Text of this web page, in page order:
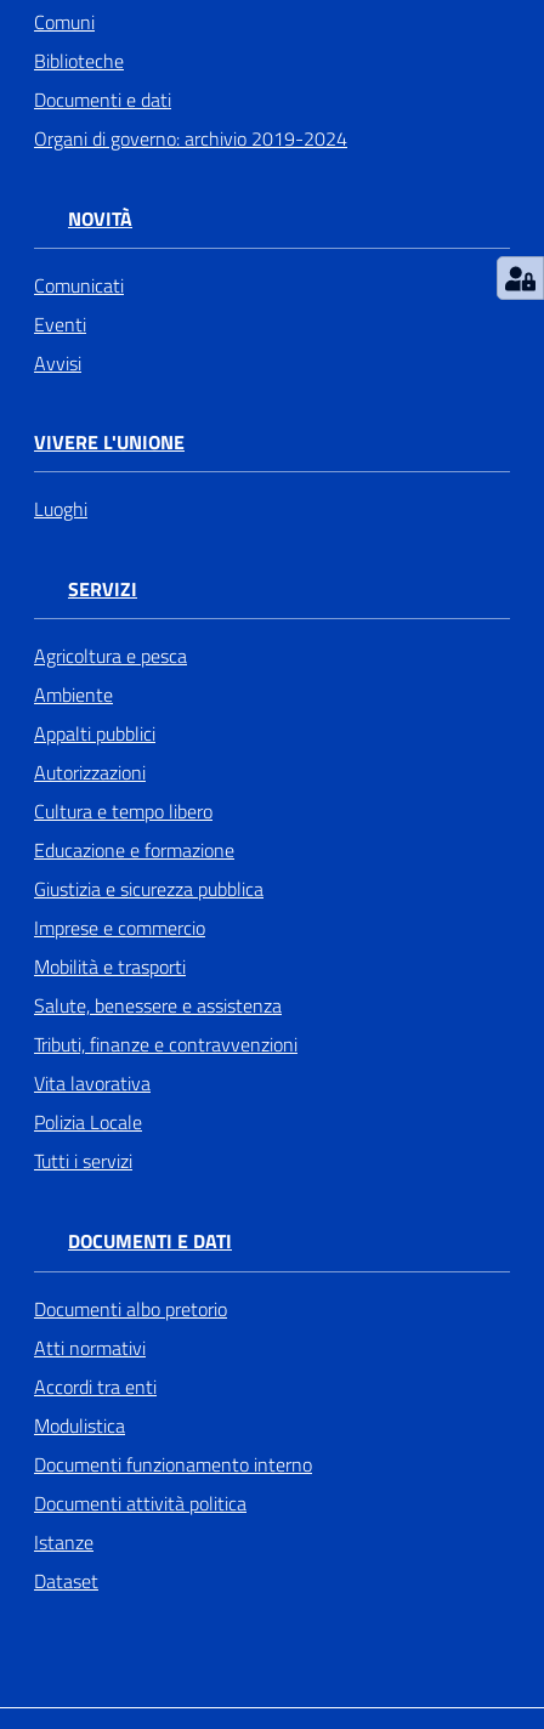
Comuni
Biblioteche
Documenti e dati
Organi di governo: archivio 2019-2024
NOVITÀ
Comunicati
Eventi
Avvisi
VIVERE L'UNIONE
Luoghi
SERVIZI
Agricoltura e pesca
Ambiente
Appalti pubblici
Autorizzazioni
Cultura e tempo libero
Educazione e formazione
Giustizia e sicurezza pubblica
Imprese e commercio
Mobilità e trasporti
Salute, benessere e assistenza
Tributi, finanze e contravvenzioni
Vita lavorativa
Polizia Locale
Tutti i servizi
DOCUMENTI E DATI
Documenti albo pretorio
Atti normativi
Accordi tra enti
Modulistica
Documenti funzionamento interno
Documenti attività politica
Istanze
Dataset